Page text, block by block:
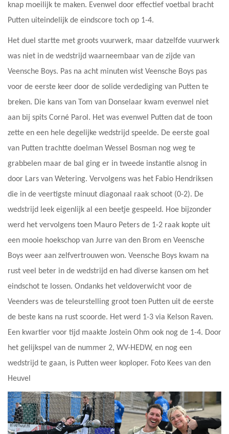
knap moeilijk te maken. Evenwel door effectief voetbal bracht
Putten uiteindelijk de eindscore toch op 1-4.
Het duel startte met groots vuurwerk, maar datzelfde vuurwerk
was niet in de wedstrijd waarneembaar van de zijde van
Veensche Boys. Pas na acht minuten wist Veensche Boys pas
voor de eerste keer door de solide verdediging van Putten te
breken. Die kans van Tom van Donselaar kwam evenwel niet
aan bij spits Corné Parol. Het was evenwel Putten dat de toon
zette en een hele degelijke wedstrijd speelde. De eerste goal
van Putten trachtte doelman Wessel Bosman nog weg te
grabbelen maar de bal ging er in tweede instantie alsnog in
door Lars van Wetering. Vervolgens was het Fabio Hendriksen
die in de veertigste minuut diagonaal raak schoot (0-2). De
wedstrijd leek eigenlijk al een beetje gespeeld. Hoe bijzonder
werd het vervolgens toen Mauro Peters de 1-2 raak kopte uit
een mooie hoekschop van Jurre van den Brom en Veensche
Boys weer aan zelfvertrouwen won. Veensche Boys kwam na
rust veel beter in de wedstrijd en had diverse kansen om het
eindschot te lossen. Ondanks het veldoverwicht voor de
Veenders was de teleurstelling groot toen Putten uit de eerste
de beste kans na rust scoorde. Het werd 1-3 via Kelson Raven.
Een kwartier voor tijd maakte Jostein Ohm ook nog de 1-4. Door
het gelijkspel van de nummer 2, WV-HEDW, en nog een
wedstrijd te gaan, is Putten weer koploper. Foto Kees van den
Heuvel